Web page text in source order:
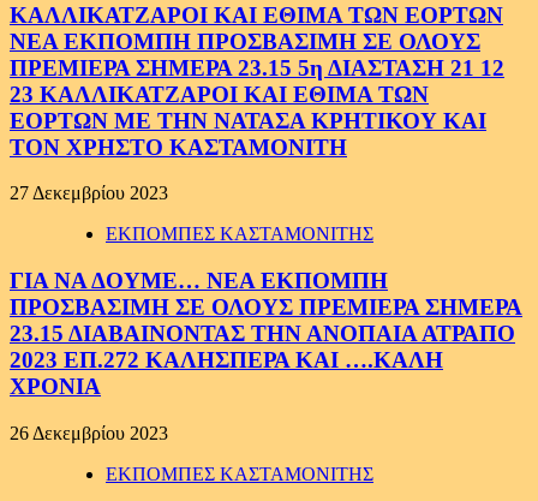
ΚΑΛΛΙΚΑΤΖΑΡΟΙ ΚΑΙ ΕΘΙΜΑ ΤΩΝ ΕΟΡΤΩΝ
ΝΕΑ ΕΚΠΟΜΠΗ ΠΡΟΣΒΑΣΙΜΗ ΣΕ ΟΛΟΥΣ
ΠΡΕΜΙΕΡΑ ΣΗΜΕΡΑ 23.15 5η ΔΙΑΣΤΑΣΗ 21 12
23 ΚΑΛΛΙΚΑΤΖΑΡΟΙ ΚΑΙ ΕΘΙΜΑ ΤΩΝ
ΕΟΡΤΩΝ ΜΕ ΤΗΝ ΝΑΤΑΣΑ ΚΡΗΤΙΚΟΥ ΚΑΙ
ΤΟΝ ΧΡΗΣΤΟ ΚΑΣΤΑΜΟΝΙΤΗ
27 Δεκεμβρίου 2023
ΕΚΠΟΜΠΕΣ ΚΑΣΤΑΜΟΝΙΤΗΣ
ΓΙΑ ΝΑ ΔΟΥΜΕ… ΝΕΑ ΕΚΠΟΜΠΗ
ΠΡΟΣΒΑΣΙΜΗ ΣΕ ΟΛΟΥΣ ΠΡΕΜΙΕΡΑ ΣΗΜΕΡΑ
23.15 ΔΙΑΒΑΙΝΟΝΤΑΣ ΤΗΝ ΑΝΟΠΑΙΑ ΑΤΡΑΠΟ
2023 ΕΠ.272 ΚΑΛΗΣΠΕΡΑ ΚΑΙ ….ΚΑΛΗ
ΧΡΟΝΙΑ
26 Δεκεμβρίου 2023
ΕΚΠΟΜΠΕΣ ΚΑΣΤΑΜΟΝΙΤΗΣ